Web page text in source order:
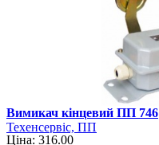
Вимикач кінцевий ПП 746
Техенсервіс, ПП
Ціна: 316.00